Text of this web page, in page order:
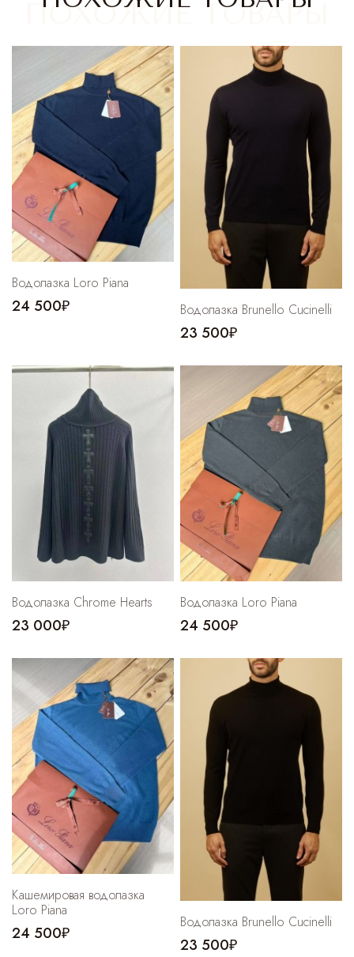
Водолазка Loro Piana
24 500₽ Водолазка Brunello Cucinelli
23 500₽
Водолазка Chrome Hearts
23 000₽
Водолазка Loro Piana
24 500₽
Кашемировая водолазка
Loro Piana
24 500₽
Водолазка Brunello Cucinelli
23 500₽
Cпортивные брюки
Комбинезоны